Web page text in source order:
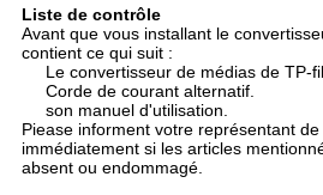
Liste de contrôle
Avant que vous installant le
contient ce qui suit :
Le convertisseur de médias de TP-
Corde de courant alternatif.
son manuel d'utilisation.
Piease informent votre représentant
immédiatement si les articles
absent ou endommagé.